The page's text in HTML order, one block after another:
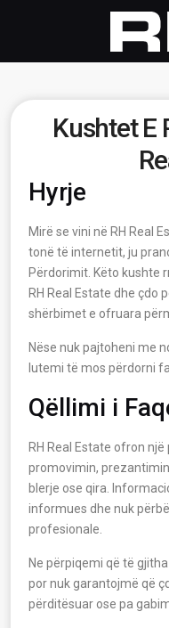
Kushtet E
Hyrje
Mirë se vini në RH Real
tonë të internetit, ju
Përdorimit. Këto kushte
RH Real Estate dhe çdo
shërbimet e ofruara
Nëse nuk pajtoheni me
lutemi të mos përdorni
Qëllimi i
RH Real Estate ofron
promovimin,
blerje ose qira.
informues dhe nuk
profesionale.
Ne përpiqemi që të
por nuk garantojmë që
përditësuar ose pa